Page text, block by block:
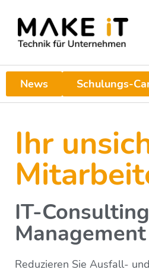
News Schulungs-
Ihr
IT-
Management
Reduzieren Sie Ausfall-